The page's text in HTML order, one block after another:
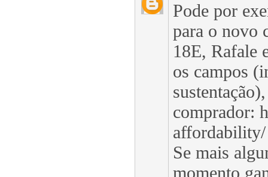
Pode por
para o novo
18E, Rafale
os campos
comprador:
affordability/
Se mais
momento